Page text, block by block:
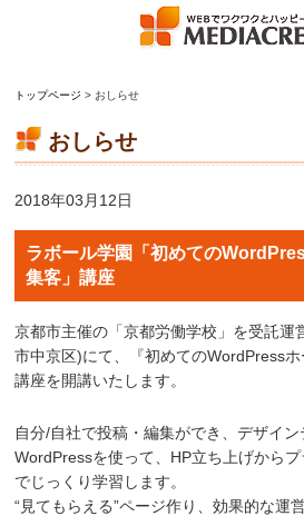
トップページ> おしらせ
おしらせ
2018年03月12日
ラボール学園「初めての
集客」講座
京都市主催の「京都労働学校」を受託運
市中京区)にて、『初めてのWordPressホ
講座を開講いたします。
自分/自社で投稿・編集ができ、デザイ
WordPressを使って、HP立ち上げから
でじっくり学習します。
“見てもらえる”ページ作り、効果的な運